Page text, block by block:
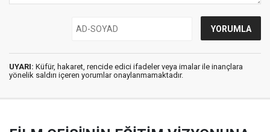
UYARI: Küfür, hakaret, rencide edici ifadeler veya imalar ile inançlara
yönelik saldırı içeren yorumlar onaylanmamaktadır.